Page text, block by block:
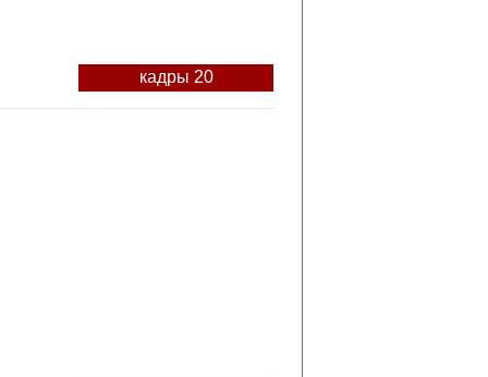
кадры 20